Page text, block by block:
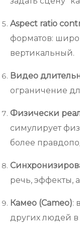
Aspect ratio
форматов:
вертикальный.
Видео
ограничение
Физически
симулирует
более
речь, эффекты,
Камео (Cameo):
других людей